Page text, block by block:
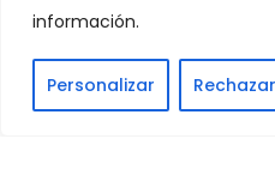
información.
Personalizar
© 2026. Todos los derechos